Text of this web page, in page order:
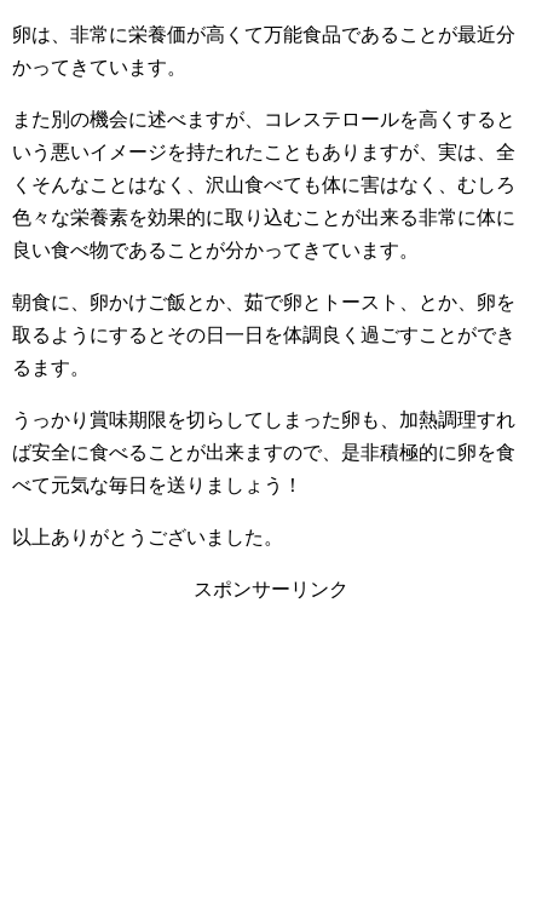
卵は、非常に栄養価が高くて万能食品であることが最近分
かってきています。
また別の機会に述べますが、コレステロールを高くすると
いう悪いイメージを持たれたこともありますが、実は、全
くそんなことはなく、沢山食べても体に害はなく、むしろ
色々な栄養素を効果的に取り込むことが出来る非常に体に
良い食べ物であることが分かってきています。
朝食に、卵かけご飯とか、茹で卵とトースト、とか、卵を
取るようにするとその日一日を体調良く過ごすことができ
るます。
うっかり賞味期限を切らしてしまった卵も、加熱調理すれ
ば安全に食べることが出来ますので、是非積極的に卵を食
べて元気な毎日を送りましょう！
以上ありがとうございました。
スポンサーリンク